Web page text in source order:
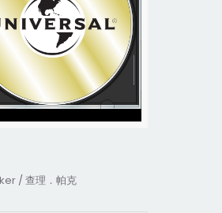
/ 查理．帕克